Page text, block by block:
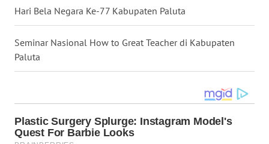
Hari Bela Negara Ke-77 Kabupaten Paluta
Seminar Nasional How to Great Teacher di Kabupaten
Paluta
SELATAN
LESUNG
KARO
WN